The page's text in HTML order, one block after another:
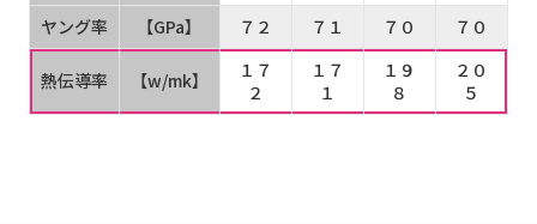
ヤング率
【GPa】 ７２ ７１ ７０ ７０
熱伝導率 【w/mk】
１７
２
１７
１
１９
８
２０
５